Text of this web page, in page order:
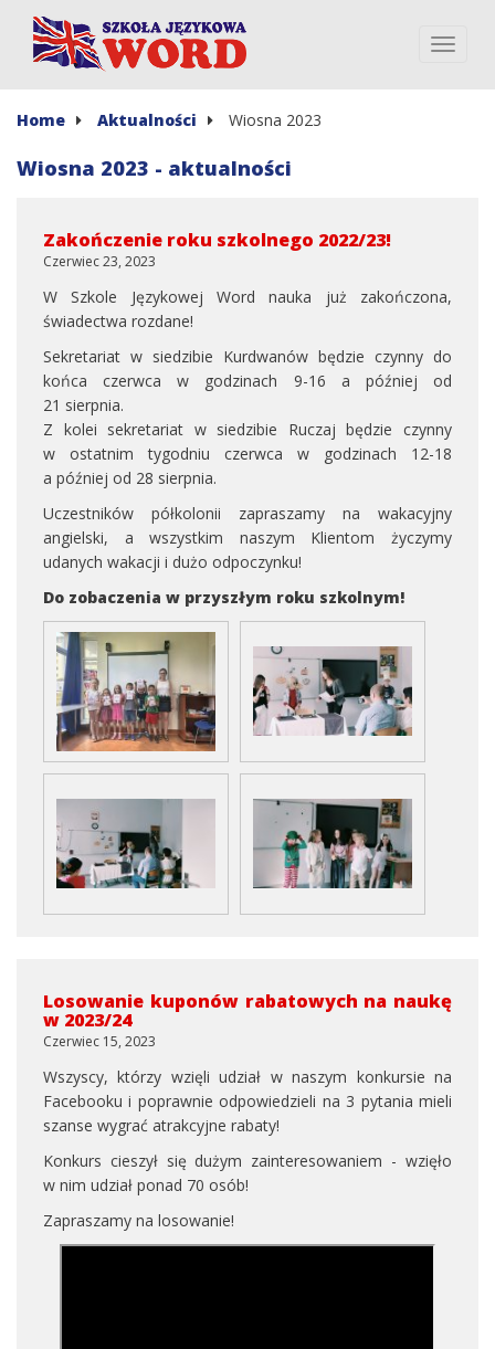
Home Aktualności Wiosna 2023
Wiosna 2023 - aktualności
Zakończenie roku szkolnego 2022/23!
Czerwiec 23, 2023
W Szkole Językowej Word nauka już zakończona,
świadectwa rozdane!
Sekretariat w siedzibie Kurdwanów będzie czynny do
końca czerwca w godzinach 9-16 a później od
21 sierpnia.
Z kolei sekretariat w siedzibie Ruczaj będzie czynny
w ostatnim tygodniu czerwca w godzinach 12-18
a później od 28 sierpnia.
Uczestników półkolonii zapraszamy na wakacyjny
angielski, a wszystkim naszym Klientom życzymy
udanych wakacji i dużo odpoczynku!
Do zobaczenia w przyszłym roku szkolnym!
Losowanie kuponów rabatowych na naukę
w 2023/24
Czerwiec 15, 2023
Wszyscy, którzy wzięli udział w naszym konkursie na
Facebooku i poprawnie odpowiedzieli na 3 pytania mieli
szanse wygrać atrakcyjne rabaty!
Konkurs cieszył się dużym zainteresowaniem - wzięło
w nim udział ponad 70 osób!
Zapraszamy na losowanie!